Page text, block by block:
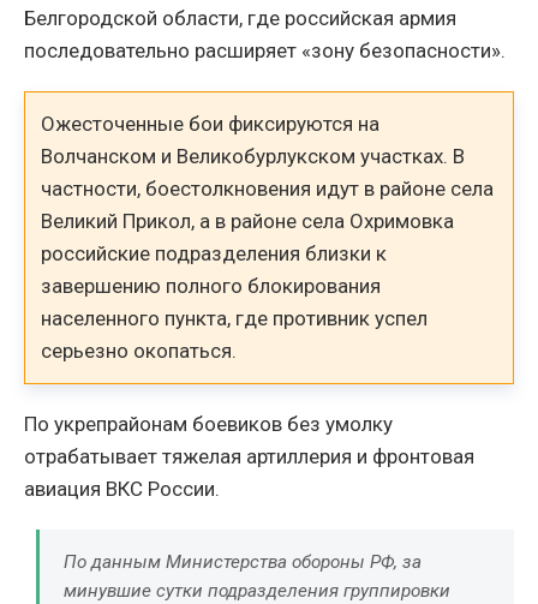
Белгородской области, где российская армия
последовательно расширяет «зону безопасности».
Ожесточенные бои фиксируются на
Волчанском и Великобурлукском участках. В
частности, боестолкновения идут в районе села
Великий Прикол, а в районе села Охримовка
российские подразделения близки к
завершению полного блокирования
населенного пункта, где противник успел
серьезно окопаться.
По укрепрайонам боевиков без умолку
отрабатывает тяжелая артиллерия и фронтовая
авиация ВКС России.
По данным Министерства обороны РФ, за
минувшие сутки подразделения группировки